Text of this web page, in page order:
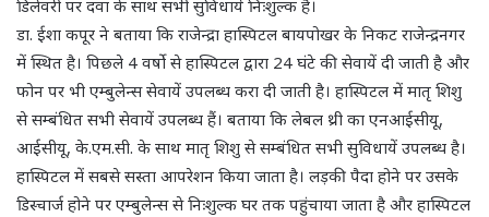
डिलेवरी पर दवा के साथ सभी सुविधायें निःशुल्क हैं।
डा. ईशा कपूर ने बताया कि राजेन्द्रा हास्पिटल बायपोखर के निकट राजेन्द्रनगर
में स्थित है। पिछले 4 वर्षो से हास्पिटल द्वारा 24 घंटे की सेवायें दी जाती है और
फोन पर भी एम्बुलेन्स सेवायें उपलब्ध करा दी जाती है। हास्पिटल में मातृ शिशु
से सम्बंधित सभी सेवायें उपलब्ध हैं। बताया कि लेबल थ्री का एनआईसीयू,
आईसीयू, के.एम.सी. के साथ मातृ शिशु से सम्बंधित सभी सुविधायें उपलब्ध है।
हास्पिटल में सबसे सस्ता आपरेशन किया जाता है। लड़की पैदा होने पर उसके
डिस्चार्ज होने पर एम्बुलेन्स से निःशुल्क घर तक पहुंचाया जाता है और हास्पिटल